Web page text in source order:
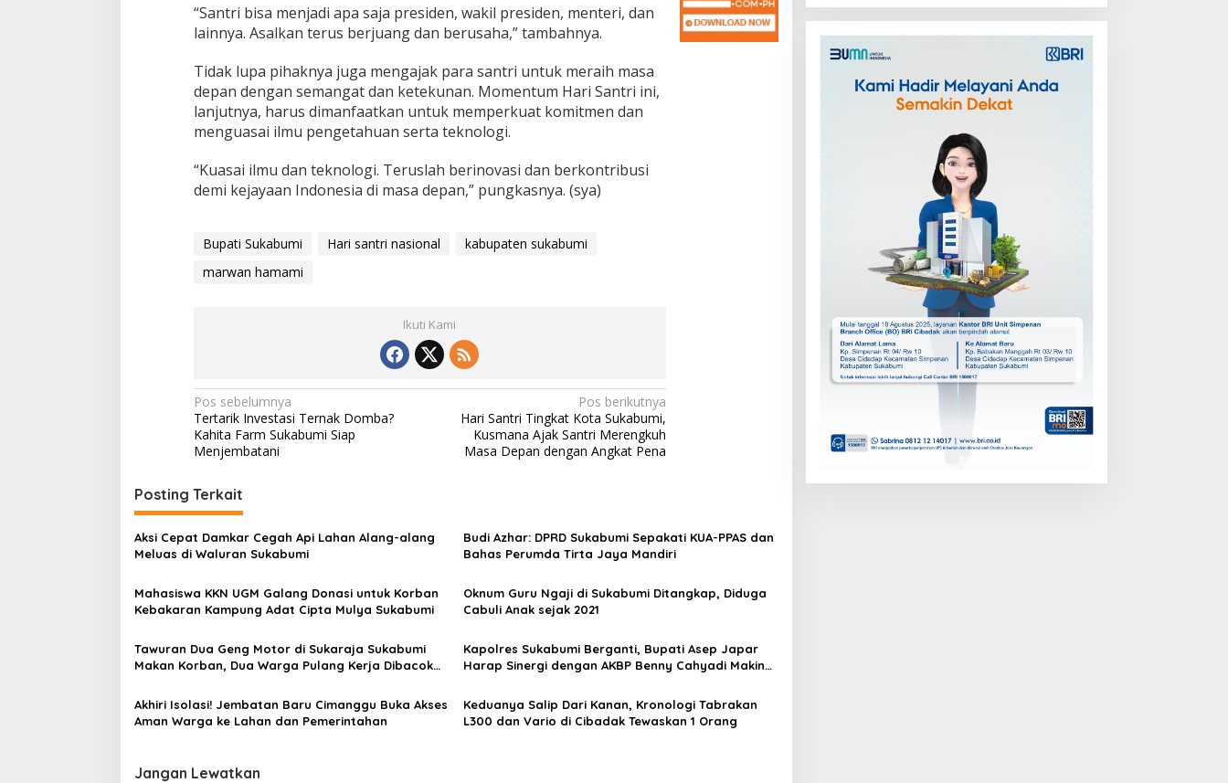
“Santri bisa menjadi apa saja presiden, wakil presiden, menteri, dan
lainnya. Asalkan terus berjuang dan berusaha,” tambahnya.
Tidak lupa pihaknya juga mengajak para santri untuk meraih masa
depan dengan semangat dan ketekunan. Momentum Hari Santri ini,
lanjutnya, harus dimanfaatkan untuk memperkuat komitmen dan
menguasai ilmu pengetahuan serta teknologi.
“Kuasai ilmu dan teknologi. Teruslah berinovasi dan berkontribusi
demi kejayaan Indonesia di masa depan,” pungkasnya. (sya)
Bupati Sukabumi Hari santri nasional
kabupaten sukabumi
marwan hamami
Ikuti Kami
N
a
v
i
g
a
s
i
p
s
Pos sebelumnya
Tertarik Investasi Ternak Domba?
Kahita Farm Sukabumi Siap
Menjembatani
Pos berikutnya
Hari Santri Tingkat Kota Sukabumi,
Kusmana Ajak Santri Merengkuh
Masa Depan dengan Angkat Pena
Posting Terkait
Aksi Cepat Damkar Cegah Api Lahan Alang-alang
Meluas di Waluran Sukabumi
Budi Azhar: DPRD Sukabumi Sepakati KUA-PPAS dan
Bahas Perumda Tirta Jaya Mandiri
Mahasiswa KKN UGM Galang Donasi untuk Korban
Kebakaran Kampung Adat Cipta Mulya Sukabumi
Oknum Guru Ngaji di Sukabumi Ditangkap, Diduga
Cabuli Anak sejak 2021
Tawuran Dua Geng Motor di Sukaraja Sukabumi
Makan Korban, Dua Warga Pulang Kerja Dibacok
Kapolres Sukabumi Berganti, Bupati Asep Japar
Harap Sinergi dengan AKBP Benny Cahyadi Makin
Akhiri Isolasi! Jembatan Baru Cimanggu Buka Akses
Aman Warga ke Lahan dan Pemerintahan
Keduanya Salip Dari Kanan, Kronologi Tabrakan
L300 dan Vario di Cibadak Tewaskan 1 Orang
Jangan Lewatkan